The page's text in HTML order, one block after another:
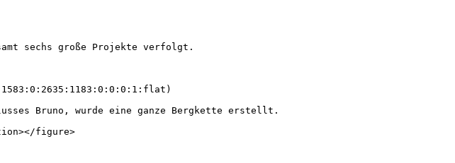
sechs große Projekte verfolgt.
Bruno, wurde eine ganze Bergkette erstellt.
figure>